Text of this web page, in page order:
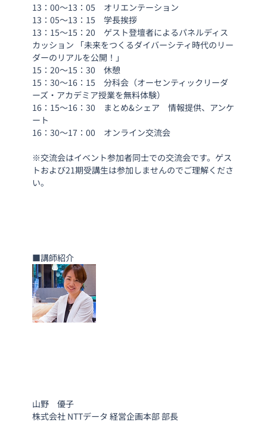
13：00〜13：05　オリエンテーション
13：05〜13：15　学長挨拶
13：15〜15：20　ゲスト登壇者によるパネルディス
カッション 「未来をつくるダイバーシティ時代のリー
ダーのリアルを公開！」
15：20〜15：30　休憩
15：30〜16：15　分科会（オーセンティックリーダ
ーズ・アカデミア授業を無料体験）
16：15〜16：30　まとめ&シェア　情報提供、アンケ
ート
16：30〜17：00　オンライン交流会
※交流会はイベント参加者同士での交流会です。ゲス
トおよび21期受講生は参加しませんのでご理解くださ
い。
■講師紹介
山野　優子
株式会社 NTTデータ 経営企画本部 部長